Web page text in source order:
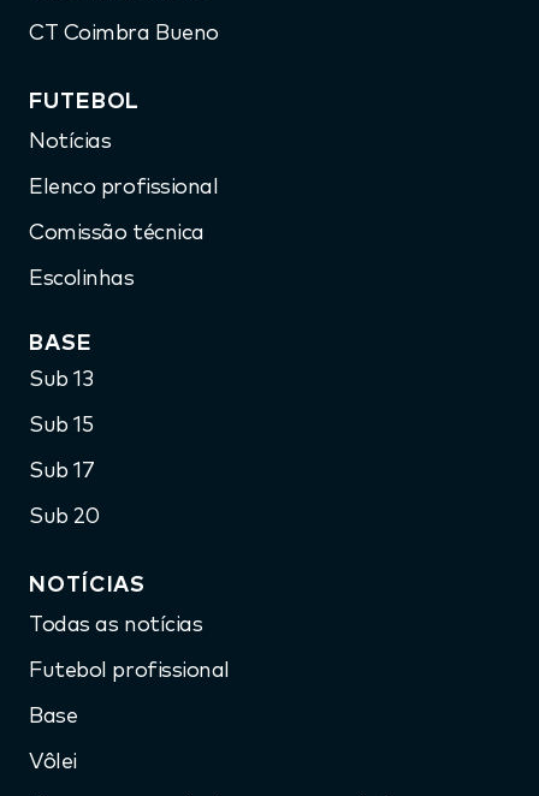
CT Coimbra Bueno
FUTEBOL
Notícias
Elenco profissional
Comissão técnica
Escolinhas
BASE
Sub 13
Sub 15
Sub 17
Sub 20
NOTÍCIAS
Todas as notícias
Futebol profissional
Base
Vôlei